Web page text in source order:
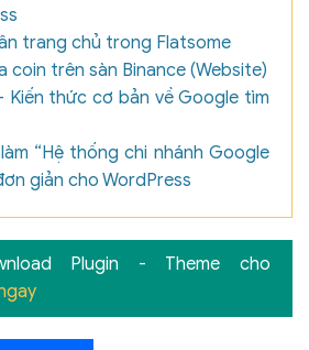
trang chủ trong Flatsome
coin trên sàn Binance (Website)
Kiến thức cơ bản về Google tìm
“Hệ thống chi nhánh Google
giản cho WordPress
Plugin - Theme cho